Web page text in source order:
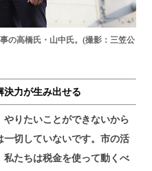
の高橋氏・山中氏。(撮影：三笠公
決力が生み出せる
りたいことができないから
一切していないです。市の活
たちは税金を使って動くべ